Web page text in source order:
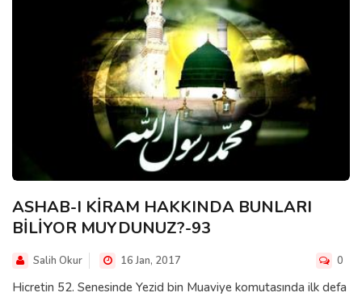
ASHAB-I KİRAM HAKKINDA BUNLARI
BİLİYOR MUYDUNUZ?-93
Salih Okur 16 Jan, 2017 0
Hicretin 52. Senesinde Yezid bin Muaviye komutasında ilk defa